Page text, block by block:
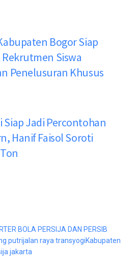
Bogor Siap
Siswa
Penelusuran Khusus
Siap Jadi Percontohan
Hanif Faisol Soroti
BOLA PERSIJA DAN PERSIB
putrijalan raya transyogiKabupaten
jakarta